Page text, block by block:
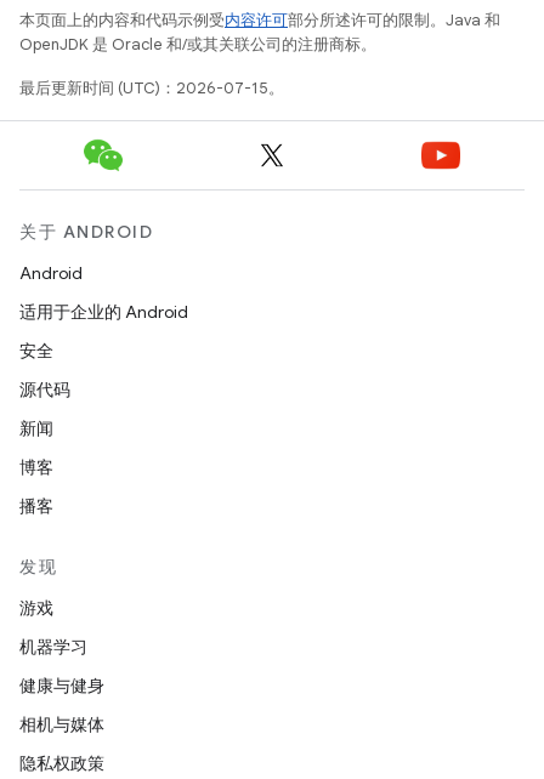
本页面上的内容和代码示例受内容许可部分所述许可的限制。Java 和
OpenJDK 是 Oracle 和/或其关联公司的注册商标。
最后更新时间 (UTC)：2026-07-15。
关于 ANDROID
Android
适用于企业的 Android
安全
源代码
新闻
博客
播客
发现
游戏
机器学习
健康与健身
相机与媒体
隐私权政策